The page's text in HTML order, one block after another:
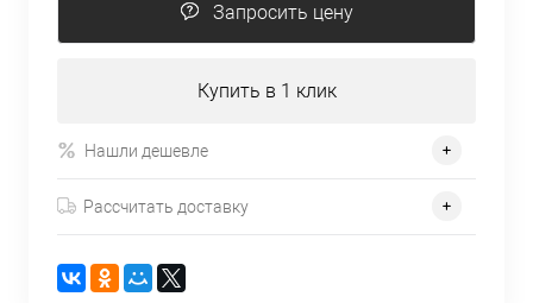
Запросить цену
Купить в 1 клик
Нашли дешевле
Рассчитать доставку